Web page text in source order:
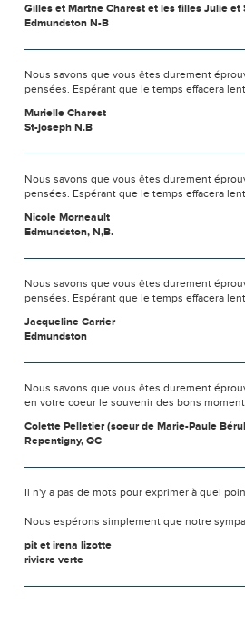
Gilles et Martne Charest et les filles Julie et
Edmundston N-B
Nous savons que vous êtes durement
pensées. Espérant que le temps effacera
Murielle Charest
St-joseph N.B
Nous savons que vous êtes durement
pensées. Espérant que le temps effacera
Nicole Morneault
Edmundston, N,B.
Nous savons que vous êtes durement
pensées. Espérant que le temps effacera
Jacqueline Carrier
Edmundston
Nous savons que vous êtes durement
en votre coeur le souvenir des bons
Colette Pelletier (soeur de Marie-Paule
Repentigny, QC
Il n'y a pas de mots pour exprimer à quel
Nous espérons simplement que notre
pit et irena lizotte
riviere verte